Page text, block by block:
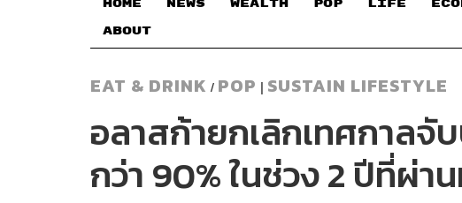
HOME NEWS WEALTH POP LIFE
ABOUT
EAT & DRINK / POP | SUSTAIN LIFESTYLE
อลาสก้ายกเลิกเทศกาลจั
กว่า 90% ในช่วง 2 ปีที่ผ่า